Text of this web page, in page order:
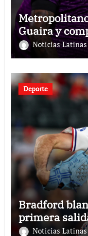
Guaira y
Noticias Latinas
Deporte
Bradford
primera
Noticias Latinas